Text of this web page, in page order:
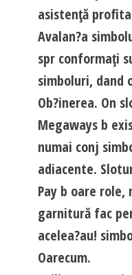
asistenţă
Avalan?a
spr conformaţi
simboluri, dand
Ob?inerea. On
Megaways b
numai conj
adiacente.
Pay b oare role,
garnitură fac
acelea?au!
Oarecum.